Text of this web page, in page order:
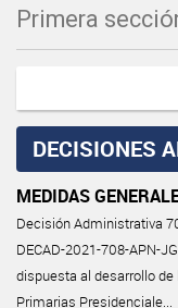
Primera
DECISIONES
MEDIDAS
Decisión Administrativa
DECAD-2021-708-APN-
dispuesta al desarrollo
Primarias Presidenciale...